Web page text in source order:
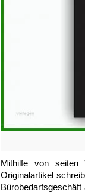
Mithilfe von seiten
Originalartikel